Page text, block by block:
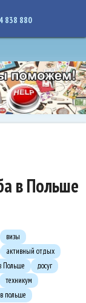
site-verification:
838 880
в Польше
визы
активный отдых
Польше
досуг
техникум
польше